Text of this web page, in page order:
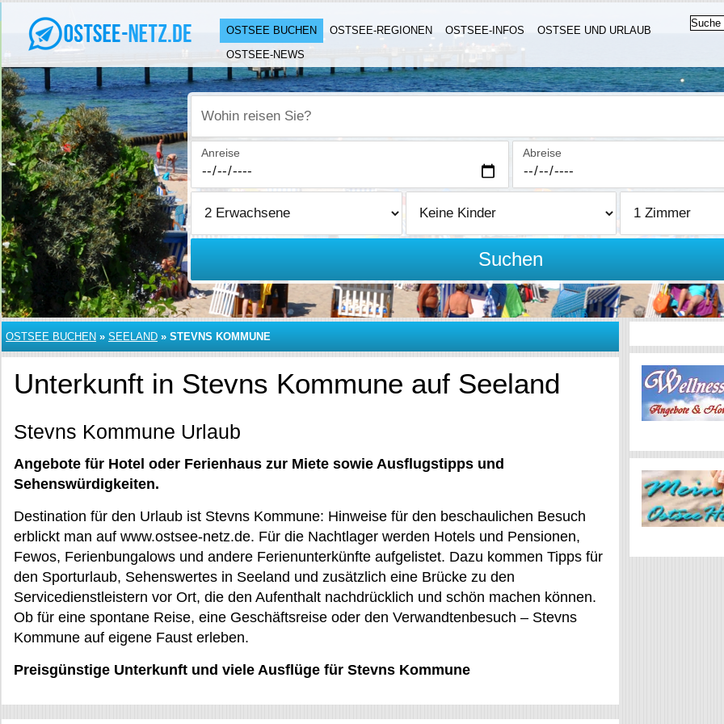
OSTSEE BUCHEN OSTSEE-REGIONEN OSTSEE-INFOS
OSTSEE UND URLAUB
OSTSEE-NEWS
Wohin reisen Sie?
Anreise Abreise
Suchen
OSTSEE BUCHEN » SEELAND » STEVNS KOMMUNE
Unterkunft in Stevns Kommune auf Seeland
Stevns Kommune Urlaub
Angebote für Hotel oder Ferienhaus zur Miete sowie Ausflugstipps und
Sehenswürdigkeiten.
Destination für den Urlaub ist Stevns Kommune: Hinweise für den beschaulichen Besuch
erblickt man auf www.ostsee-netz.de. Für die Nachtlager werden Hotels und Pensionen,
Fewos, Ferienbungalows und andere Ferienunterkünfte aufgelistet. Dazu kommen Tipps für
den Sporturlaub, Sehenswertes in Seeland und zusätzlich eine Brücke zu den
Servicedienstleistern vor Ort, die den Aufenthalt nachdrücklich und schön machen können.
Ob für eine spontane Reise, eine Geschäftsreise oder den Verwandtenbesuch – Stevns
Kommune auf eigene Faust erleben.
Preisgünstige Unterkunft und viele Ausflüge für Stevns Kommune